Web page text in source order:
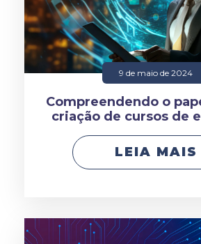
9 de maio de 2024
Compreendendo o
criação de cursos de
LEIA MAIS